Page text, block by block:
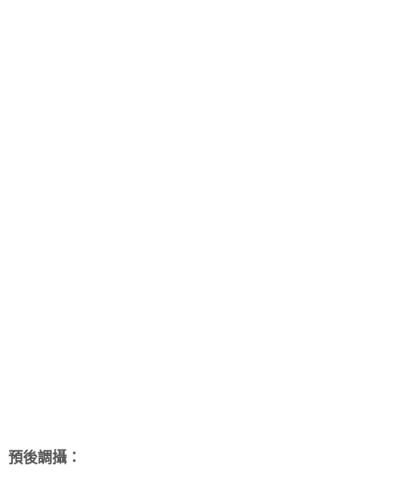
預後調攝：